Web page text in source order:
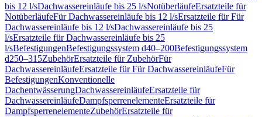
bis 12 l/sDachwassereinläufe bis 25 l/sNotüberläufeErsatzteile für
NotüberläufeFür Dachwassereinläufe bis 12 l/sErsatzteile für Für
Dachwassereinläufe bis 12 l/sDachwassereinläufe bis 25
l/sErsatzteile für Dachwassereinläufe bis 25
l/sBefestigungenBefestigungssystem d40–200Befestigungssystem
d250–315ZubehörErsatzteile für ZubehörFür
DachwassereinläufeErsatzteile für Für DachwassereinläufeFür
BefestigungenKonventionelle
DachentwässerungDachwassereinläufeErsatzteile für
DachwassereinläufeDampfsperrenelementeErsatzteile für
DampfsperrenelementeZubehörErsatzteile für